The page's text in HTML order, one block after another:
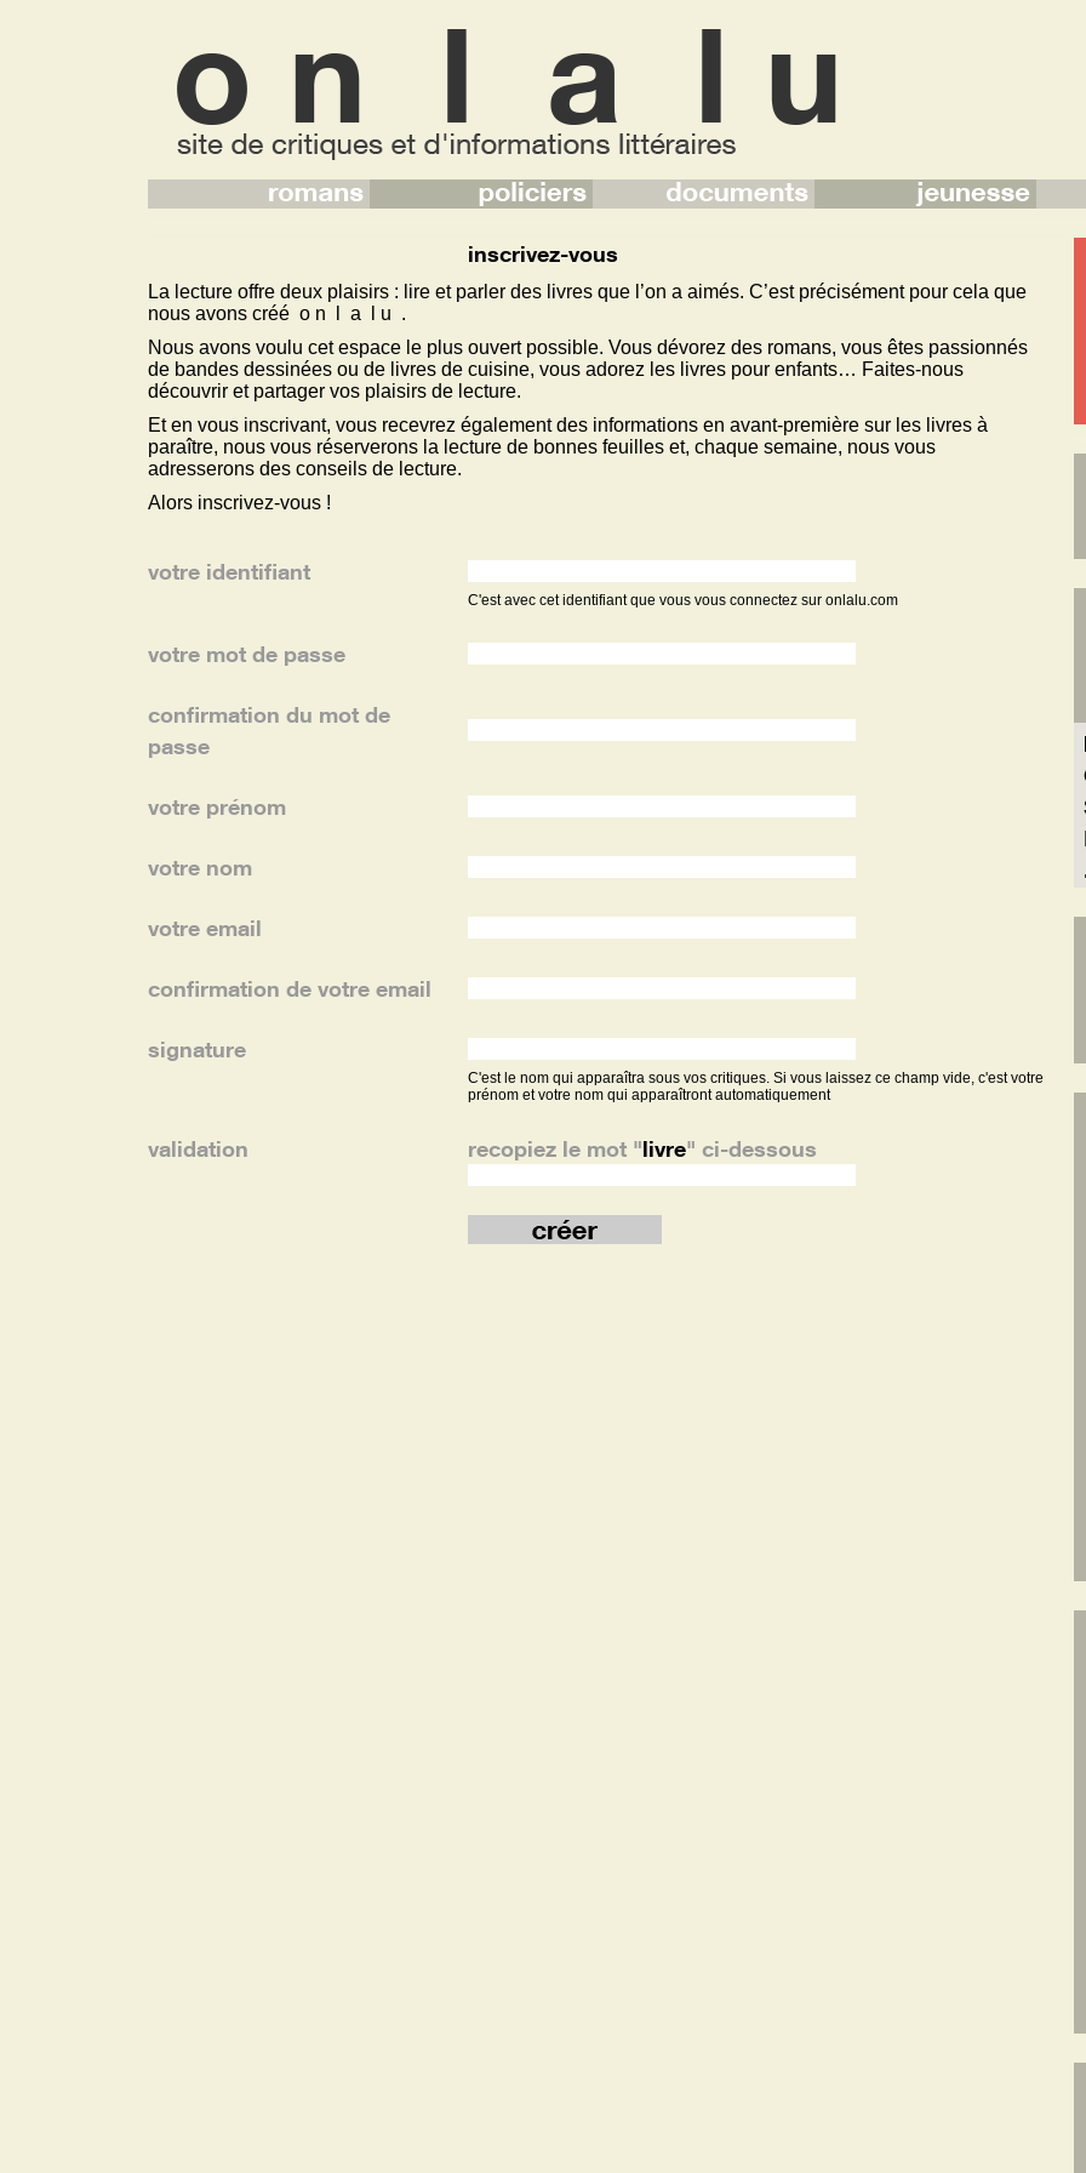
inscrivez-vous
La lecture offre deux plaisirs : lire et parler des livres que l’on a aimés. C’est précisément pour cela que
nous avons créé o n l a l u .
Nous avons voulu cet espace le plus ouvert possible. Vous dévorez des romans, vous êtes passionnés
de bandes dessinées ou de livres de cuisine, vous adorez les livres pour enfants… Faites-nous
découvrir et partager vos plaisirs de lecture.
Et en vous inscrivant, vous recevrez également des informations en avant-première sur les livres à
paraître, nous vous réserverons la lecture de bonnes feuilles et, chaque semaine, nous vous
adresserons des conseils de lecture.
Alors inscrivez-vous !
votre identifiant
C'est avec cet identifiant que vous vous connectez sur onlalu.com
votre mot de passe
confirmation du mot de
passe
votre prénom
votre nom
votre email
confirmation de votre email
signature
C'est le nom qui apparaîtra sous vos critiques. Si vous laissez ce champ vide, c'est votre
prénom et votre nom qui apparaîtront automatiquement
validation recopiez le mot "livre" ci-dessous